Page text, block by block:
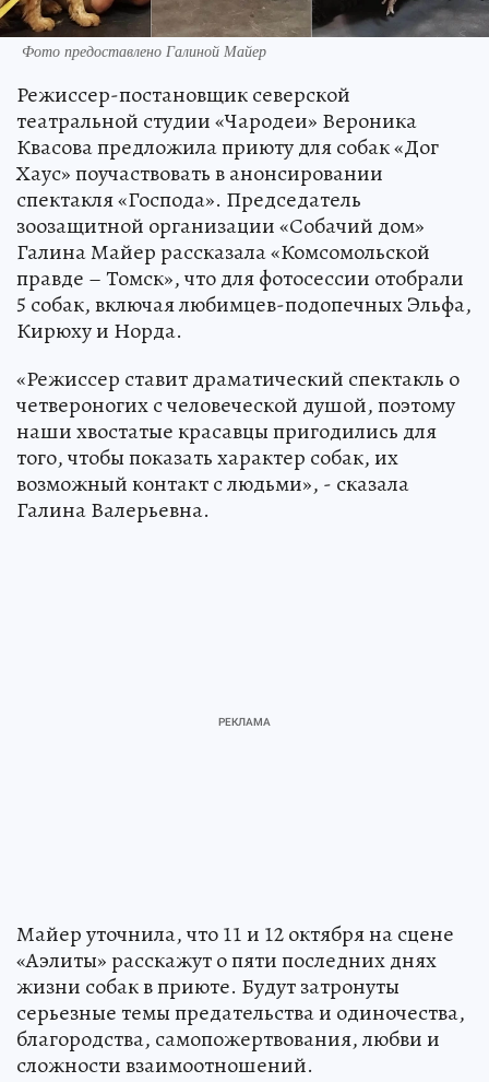
Фото предоставлено Галиной Майер
Режиссер-постановщик северской
театральной студии «Чародеи» Вероника
Квасова предложила приюту для собак «Дог
Хаус» поучаствовать в анонсировании
спектакля «Господа». Председатель
зоозащитной организации «Собачий дом»
Галина Майер рассказала «Комсомольской
правде – Томск», что для фотосессии отобрали
5 собак, включая любимцев-подопечных Эльфа,
Кирюху и Норда.
«Режиссер ставит драматический спектакль о
четвероногих с человеческой душой, поэтому
наши хвостатые красавцы пригодились для
того, чтобы показать характер собак, их
возможный контакт с людьми», - сказала
Галина Валерьевна.
Майер уточнила, что 11 и 12 октября на сцене
«Аэлиты» расскажут о пяти последних днях
жизни собак в приюте. Будут затронуты
серьезные темы предательства и одиночества,
благородства, самопожертвования, любви и
сложности взаимоотношений.